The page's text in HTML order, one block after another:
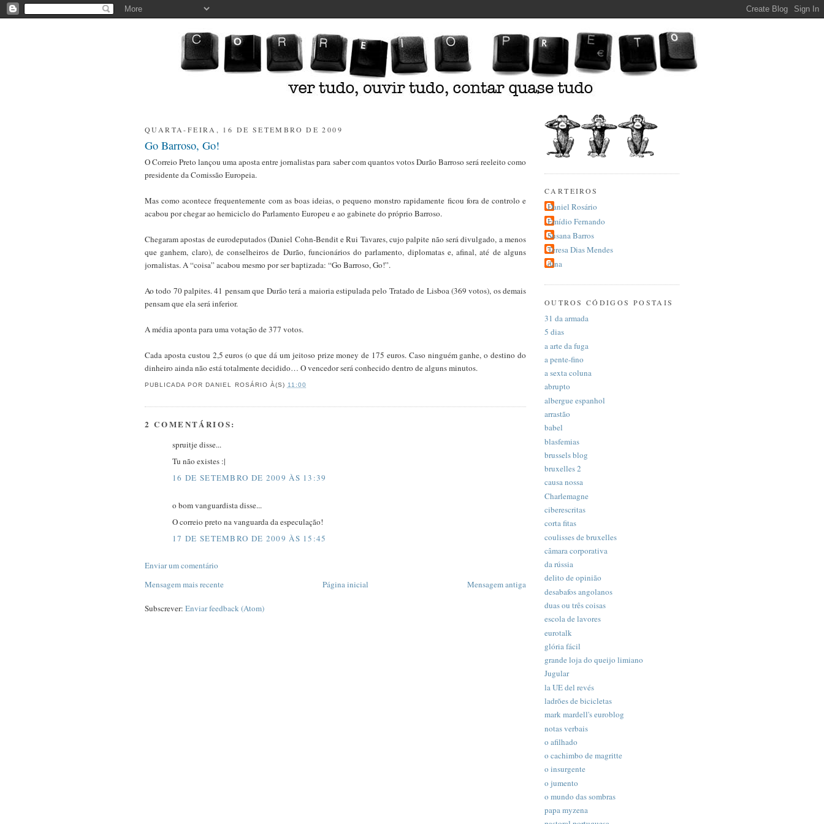
QUARTA-FEIRA, 16 DE SETEMBRO DE 2009
Go Barroso, Go!
O Correio Preto lançou uma aposta entre jornalistas para saber com quantos votos Durão Barroso será reeleito como
presidente da Comissão Europeia.
Mas como acontece frequentemente com as boas ideias, o pequeno monstro rapidamente ficou fora de controlo e
acabou por chegar ao hemiciclo do Parlamento Europeu e ao gabinete do próprio Barroso.
Chegaram apostas de eurodeputados (Daniel Cohn-Bendit e Rui Tavares, cujo palpite não será divulgado, a menos
que ganhem, claro), de conselheiros de Durão, funcionários do parlamento, diplomatas e, afinal, até de alguns
jornalistas. A “coisa” acabou mesmo por ser baptizada: “Go Barroso, Go!”.
Ao todo 70 palpites. 41 pensam que Durão terá a maioria estipulada pelo Tratado de Lisboa (369 votos), os demais
pensam que ela será inferior.
A média aponta para uma votação de 377 votos.
Cada aposta custou 2,5 euros (o que dá um jeitoso prize money de 175 euros. Caso ninguém ganhe, o destino do
dinheiro ainda não está totalmente decidido… O vencedor será conhecido dentro de alguns minutos.
PUBLICADA PORDANIEL ROSÁRIO À(S) 11:00
2 COMENTÁRIOS:
spruitje disse...
Tu não existes :|
16 DE SETEMBRO DE 2009 ÀS 13:39
o bom vanguardista disse...
O correio preto na vanguarda da especulação!
17 DE SETEMBRO DE 2009 ÀS 15:45
Enviar um comentário
Mensagem mais recente
Mensagem antiga
Página inicial
Subscrever: Enviar feedback (Atom)
CARTEIROS
Daniel Rosário
Emídio Fernando
Susana Barros
Teresa Dias Mendes
dina
OUTROS CÓDIGOS POSTAIS
31 da armada
5 dias
a arte da fuga
a pente-fino
a sexta coluna
abrupto
albergue espanhol
arrastão
babel
blasfemias
brussels blog
bruxelles 2
causa nossa
Charlemagne
ciberescritas
corta fitas
coulisses de bruxelles
câmara corporativa
da rússia
delito de opinião
desabafos angolanos
duas ou três coisas
escola de lavores
eurotalk
glória fácil
grande loja do queijo limiano
Jugular
la UE del revés
ladrões de bicicletas
mark mardell's euroblog
notas verbais
o afilhado
o cachimbo de magritte
o insurgente
o jumento
o mundo das sombras
papa myzena